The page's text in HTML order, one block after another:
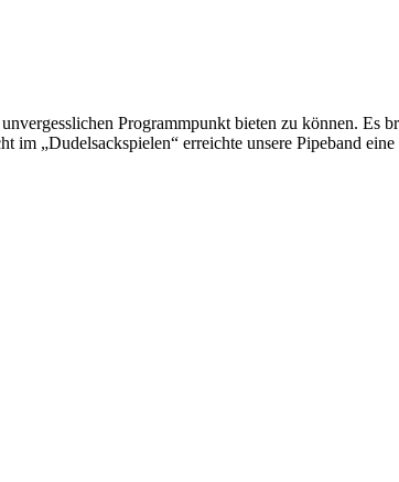
Programmpunkt bieten zu können. Es
„Dudelsackspielen“ erreichte unsere Pipeband